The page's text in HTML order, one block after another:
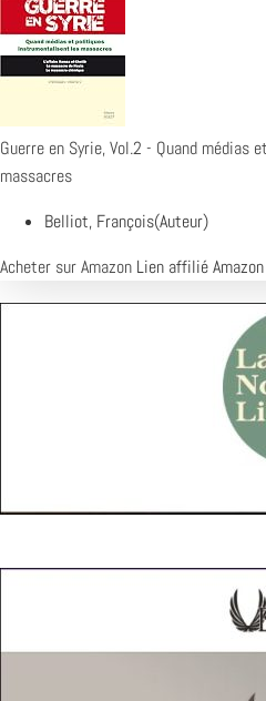
Guerre en Syrie, Vol.2 - Quand
massacres
Belliot, François(Auteur)
Acheter sur Amazon Lien affilié